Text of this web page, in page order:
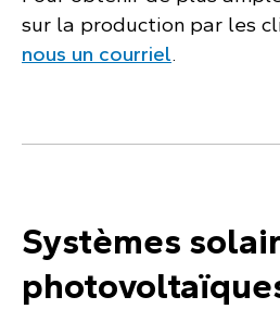
sur la production par les
nous un courriel.
Systèmes